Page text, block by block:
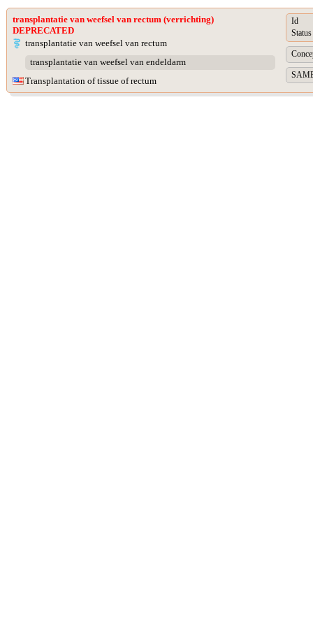
transplantatie van weefsel van rectum (verrichting)
DEPRECATED
transplantatie van weefsel van rectum
transplantatie van weefsel van endeldarm
Transplantation of tissue of rectum
Id
Status